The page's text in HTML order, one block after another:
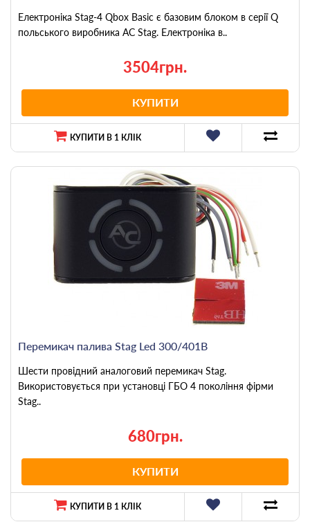
Електроніка Stag-4 Qbox Basic є базовим блоком в серії Q
польського виробника AC Stag. Електроніка в..
3504грн.
КУПИТИ
КУПИТИ В 1 КЛІК
Перемикач палива Stag Led 300/401B
Шести провідний аналоговий перемикач Stag.
Використовується при установці ГБО 4 покоління фірми
Stag..
680грн.
КУПИТИ
КУПИТИ В 1 КЛІК